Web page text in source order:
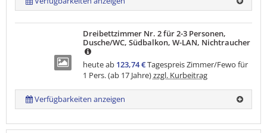
Dreibettzimmer Nr. 2 für 2-3 Personen,
Dusche/WC, Südbalkon, W-LAN, Nichtraucher
heute ab 123,74 €Tagespreis Zimmer/Fewo für
1 Pers. (ab 17 Jahre)zzgl. Kurbeitrag
Verfügbarkeiten anzeigen